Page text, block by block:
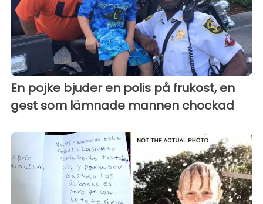
En pojke bjuder en polis på frukost, en
gest som lämnade mannen chockad